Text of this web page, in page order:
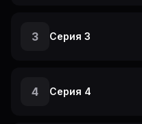
3 Серия 3
4 Серия 4